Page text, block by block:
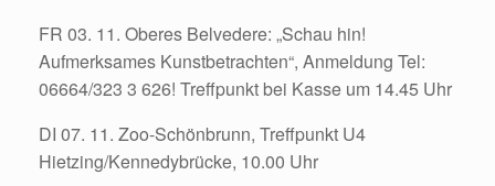
FR 03. 11. Oberes Belvedere: „Schau hin!
Aufmerksames Kunstbetrachten“, Anmeldung Tel:
06664/323 3 626! Treffpunkt bei Kasse um 14.45 Uhr
DI 07. 11. Zoo-Schönbrunn, Treffpunkt U4
Hietzing/Kennedybrücke, 10.00 Uhr